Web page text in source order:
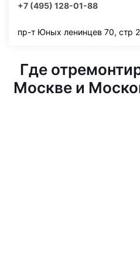
+7 (495) 128-01-88
пр-т Юных ленинцев 70, стр 2
Где
Москве и